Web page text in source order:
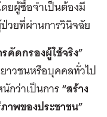
ยผู้ซื้อจำเป็นต้องมี
วยที่ผ่านการวินิจฉัย
คัดกรองผู้ใช้จริง”
าวชนหรือบุคคลทั่วไป
กว่าเป็นการ“สร้าง
าพของประชาชน”